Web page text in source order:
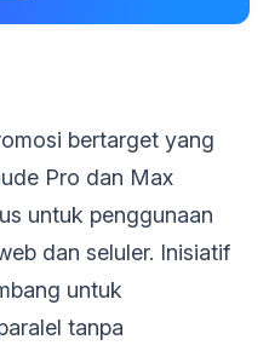
bertarget yang
Pro dan Max
untuk penggunaan
dan seluler. Inisiatif
untuk
tanpa